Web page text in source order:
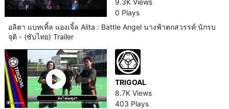
9.3K Views
0 Plays
อลิตา แบทเทิ้ล แองเจิ้ล Alita : Battle Angel นางฟ้าตกสวรรค์ นักรบ
จุติ - (ซับไทย) Trailer
TRIGOAL
8.7K Views
403 Plays